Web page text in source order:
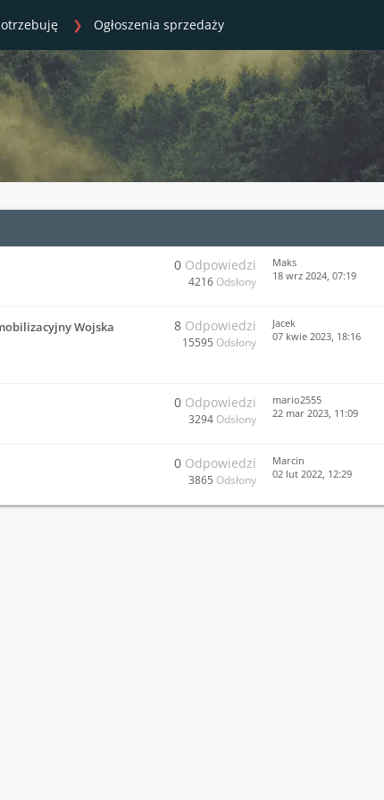
Ogłoszenia sprzedaży
0 Odpowiedzi
4216 Odsłony
Maks
18 wrz 2024, 07:19
Wojska
8 Odpowiedzi
15595 Odsłony
Jacek
07 kwie 2023, 18:16
0 Odpowiedzi
3294 Odsłony
mario2555
22 mar 2023, 11:09
0 Odpowiedzi
3865 Odsłony
Marcin
02 lut 2022, 12:29